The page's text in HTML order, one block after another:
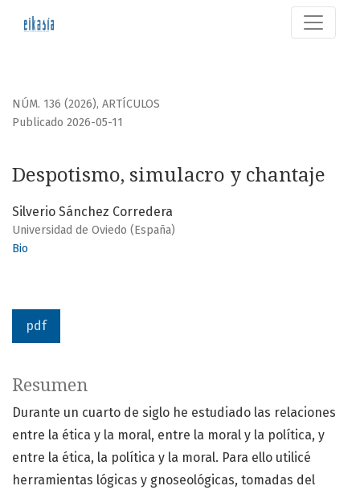
NÚM. 136 (2026), ARTÍCULOS
Despotismo, simulacro y chantaje
Publicado 2026-05-11
Silverio Sánchez Corredera
Universidad de Oviedo (España)
Bio
pdf
Resumen
Durante un cuarto de siglo he estudiado las relaciones
entre la ética y la moral, entre la moral y la política, y
entre la ética, la política y la moral. Para ello utilicé
herramientas lógicas y gnoseológicas, tomadas del